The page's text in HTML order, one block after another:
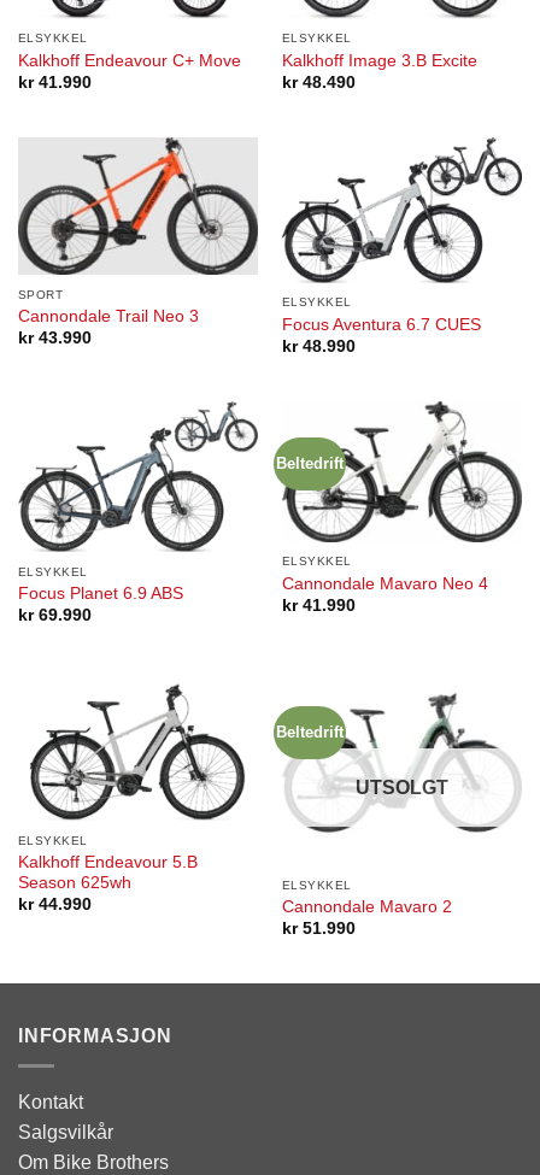
ELSYKKEL
Kalkhoff Endeavour C+ Move
kr41.990
ELSYKKEL
Kalkhoff Image 3.B Excite
kr48.490
SPORT
Cannondale Trail Neo 3
kr43.990
ELSYKKEL
Focus Aventura 6.7 CUES
kr48.990
ELSYKKEL
Focus Planet 6.9 ABS
kr69.990
Beltedrift
ELSYKKEL
Cannondale Mavaro Neo 4
kr41.990
ELSYKKEL
Kalkhoff Endeavour 5.B
Season 625wh
kr44.990
Beltedrift
UTSOLGT
ELSYKKEL
Cannondale Mavaro 2
kr51.990
INFORMASJON
Kontakt
Salgsvilkår
Om Bike Brothers